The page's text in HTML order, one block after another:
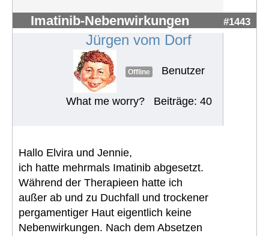
Imatinib-Nebenwirkungen #1443
Jürgen vom Dorf
Offline Benutzer
What me worry? Beiträge: 40
Hallo Elvira und Jennie,
ich hatte mehrmals Imatinib abgesetzt.
Während der Therapieen hatte ich
außer ab und zu Duchfall und trockener
pergamentiger Haut eigentlich keine
Nebenwirkungen. Nach dem Absetzen